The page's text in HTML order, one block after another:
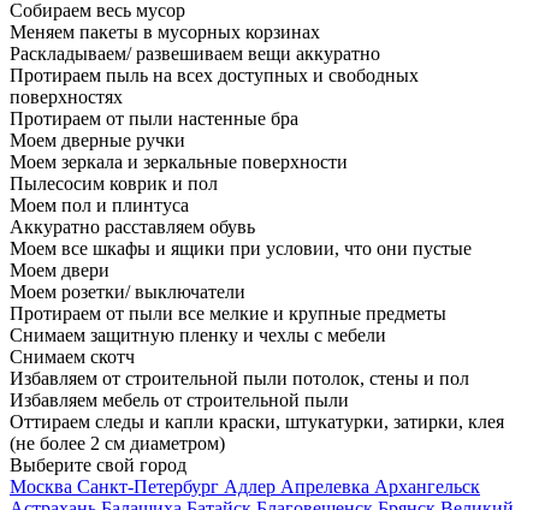
Собираем весь мусор
Меняем пакеты в мусорных корзинах
Раскладываем/ развешиваем вещи аккуратно
Протираем пыль на всех доступных и свободных
поверхностях
Протираем от пыли настенные бра
Моем дверные ручки
Моем зеркала и зеркальные поверхности
Пылесосим коврик и пол
Моем пол и плинтуса
Аккуратно расставляем обувь
Моем все шкафы и ящики при условии, что они пустые
Моем двери
Моем розетки/ выключатели
Протираем от пыли все мелкие и крупные предметы
Снимаем защитную пленку и чехлы с мебели
Снимаем скотч
Избавляем от строительной пыли потолок, стены и пол
Избавляем мебель от строительной пыли
Оттираем следы и капли краски, штукатурки, затирки, клея
(не более 2 см диаметром)
Выберите свой город
Москва Санкт-Петербург Адлер Апрелевка Архангельск